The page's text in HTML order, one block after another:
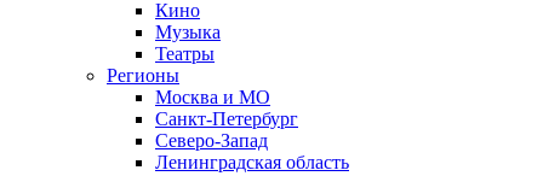
Кино
Музыка
Театры
Регионы
Москва и МО
Санкт-Петербург
Северо-Запад
Ленинградская область